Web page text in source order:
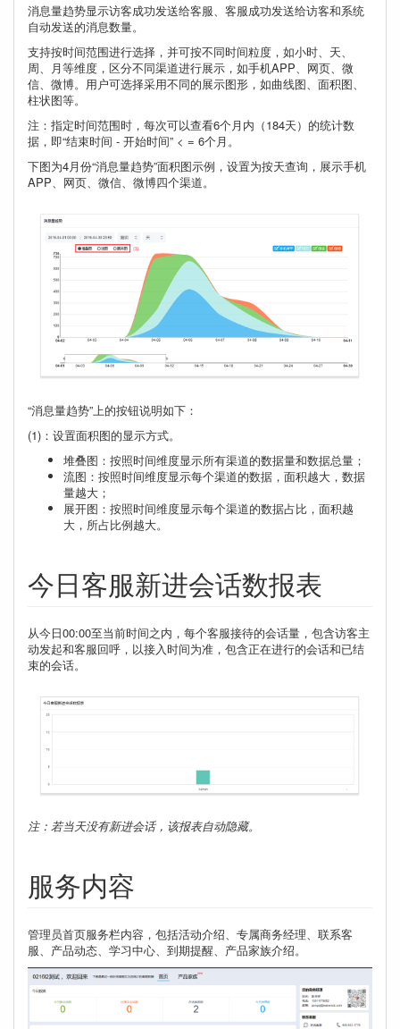
消息量趋势显示访客成功发送给客服、客服成功发送给访客和系统
自动发送的消息数量。
支持按时间范围进行选择，并可按不同时间粒度，如小时、天、
周、月等维度，区分不同渠道进行展示，如手机APP、网页、微
信、微博。用户可选择采用不同的展示图形，如曲线图、面积图、
柱状图等。
注：指定时间范围时，每次可以查看6个月内（184天）的统计数
据，即“结束时间 - 开始时间” < = 6个月。
下图为4月份“消息量趋势”面积图示例，设置为按天查询，展示手机
APP、网页、微信、微博四个渠道。
“消息量趋势”上的按钮说明如下：
(1)：设置面积图的显示方式。
堆叠图：按照时间维度显示所有渠道的数据量和数据总量；
流图：按照时间维度显示每个渠道的数据，面积越大，数据
量越大；
展开图：按照时间维度显示每个渠道的数据占比，面积越
大，所占比例越大。
今日客服新进会话数报表
从今日00:00至当前时间之内，每个客服接待的会话量，包含访客主
动发起和客服回呼，以接入时间为准，包含正在进行的会话和已结
束的会话。
注：若当天没有新进会话，该报表自动隐藏。
服务内容
管理员首页服务栏内容，包括活动介绍、专属商务经理、联系客
服、产品动态、学习中心、到期提醒、产品家族介绍。